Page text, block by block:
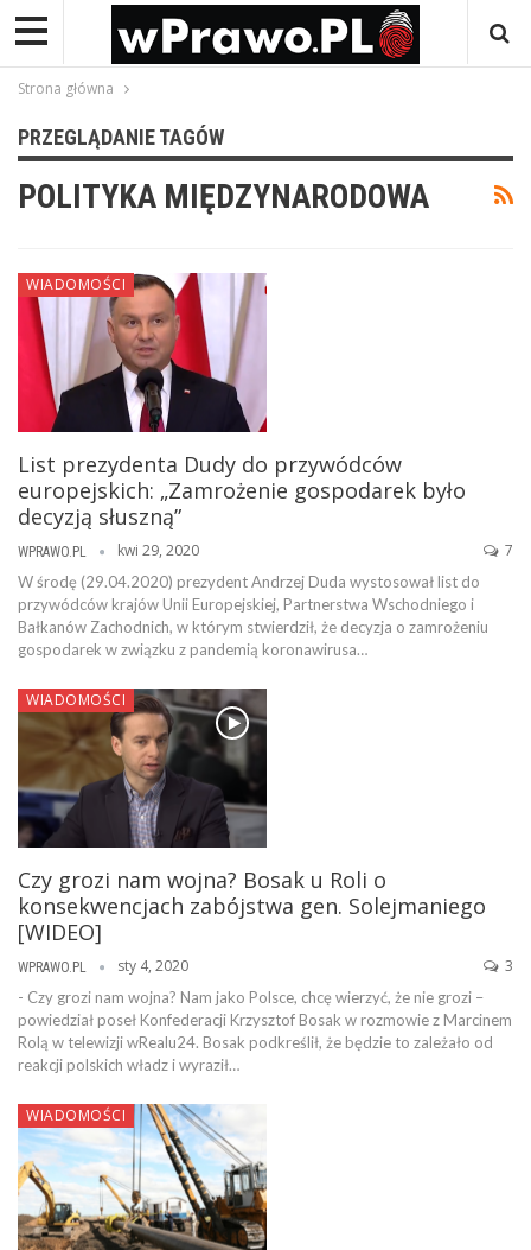
Strona główna
PRZEGLĄDANIE TAGÓW
POLITYKA MIĘDZYNARODOWA
WIADOMOŚCI
List prezydenta Dudy do przywódców
europejskich: „Zamrożenie gospodarek było
decyzją słuszną”
WPRAWO.PL kwi 29, 2020 7
W środę (29.04.2020) prezydent Andrzej Duda wystosował list do
przywódców krajów Unii Europejskiej, Partnerstwa Wschodniego i
Bałkanów Zachodnich, w którym stwierdził, że decyzja o zamrożeniu
gospodarek w związku z pandemią koronawirusa…
WIADOMOŚCI
Czy grozi nam wojna? Bosak u Roli o
konsekwencjach zabójstwa gen. Solejmaniego
[WIDEO]
WPRAWO.PL sty 4, 2020 3
- Czy grozi nam wojna? Nam jako Polsce, chcę wierzyć, że nie grozi –
powiedział poseł Konfederacji Krzysztof Bosak w rozmowie z Marcinem
Rolą w telewizji wRealu24. Bosak podkreślił, że będzie to zależało od
reakcji polskich władz i wyraził…
WIADOMOŚCI